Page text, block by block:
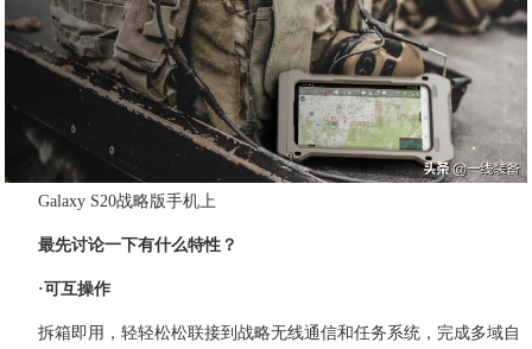
Galaxy S20战略版手机上
最先讨论一下有什么特性？
·可互操作
拆箱即用，轻轻松松联接到战略无线通信和任务系统，完成多域自